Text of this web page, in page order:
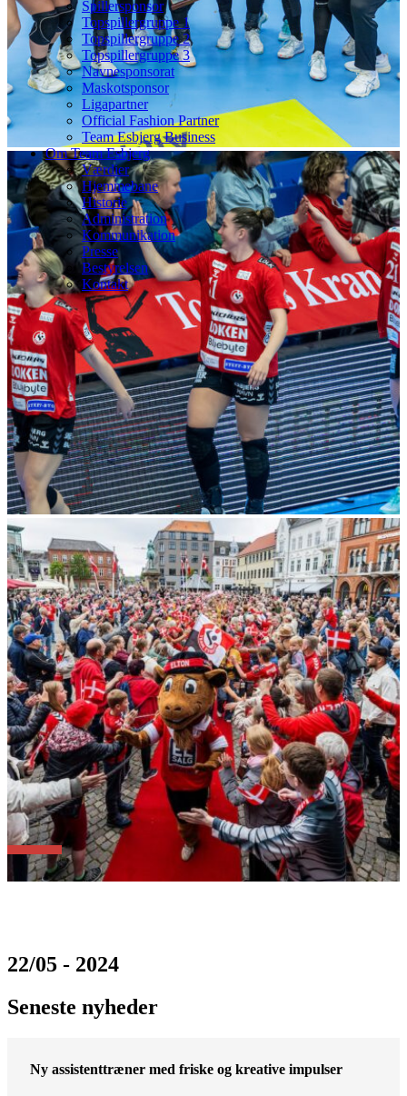
Spillersponsor
Topspillergruppe 1
Topspillergruppe 2
Topspillergruppe 3
Navnesponsorat
Maskotsponsor
Ligapartner
Official Fashion Partner
Team Esbjerg Business
Om Team Esbjerg
Værdier
Hjemmebane
Historie
Administration
Kommunikation
Presse
Bestyrelsen
Kontakt
22/05 - 2024
Seneste nyheder
Ny assistenttræner med friske og kreative impulser